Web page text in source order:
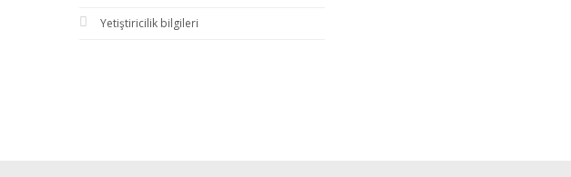
Yetiştiricilik bilgileri